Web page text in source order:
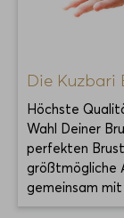
Die Kuzbari
Höchste
Wahl Deiner
perfekten
größtmögliche
gemeinsam